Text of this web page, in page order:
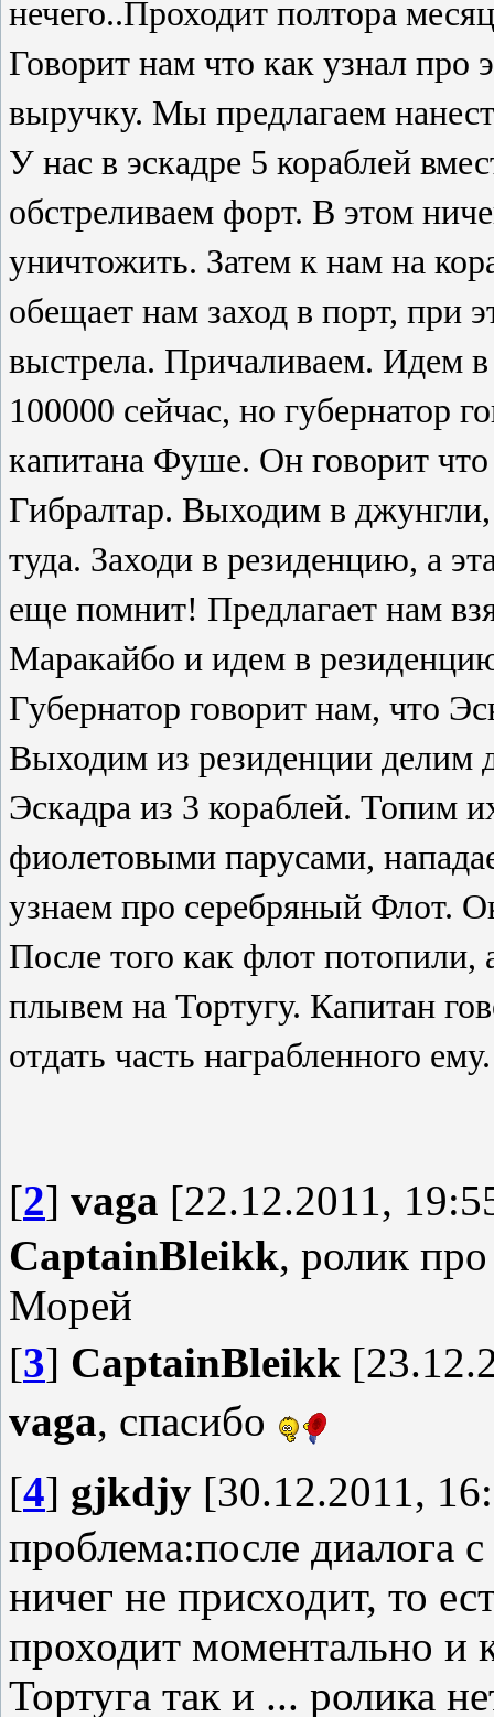
нечего..Проходит полтора
Говорит нам что как узнал про
выручку. Мы предлагаем
У нас в эскадре 5 кораблей
обстреливаем форт. В этом
уничтожить. Затем к нам на
обещает нам заход в порт, при
выстрела. Причаливаем. Идем
100000 сейчас, но губернатор
капитана Фуше. Он говорит
Гибралтар. Выходим в
туда. Заходи в резиденцию, а
еще помнит! Предлагает нам
Маракайбо и идем в
Губернатор говорит нам, что
Выходим из резиденции
Эскадра из 3 кораблей. Топим
фиолетовыми парусами,
узнаем про серебряный Флот.
После того как флот
плывем на Тортугу. Капитан
отдать часть награбленного
[2] vaga [22.12.2011,
CaptainBleikk, ролик
Морей
[3] CaptainBleikk
vaga, спасибо
[4] gjkdjy [30.12.2011,
проблема:после диалога
ничег не присходит, то
проходит моментально и
Тортуга так и ... ролика